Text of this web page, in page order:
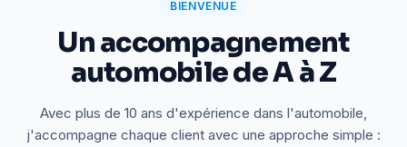
BIENVENUE
Un accompagnement
automobile de A à Z
Avec plus de 10 ans d'expérience dans l'automobile,
j'accompagne chaque client avec une approche simple :